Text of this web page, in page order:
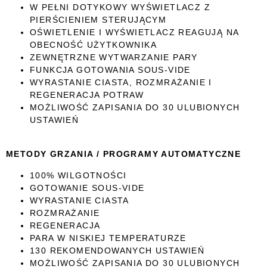
W PEŁNI DOTYKOWY WYŚWIETLACZ Z
PIERŚCIENIEM STERUJĄCYM
OŚWIETLENIE I WYŚWIETLACZ REAGUJĄ NA
OBECNOŚĆ UŻYTKOWNIKA
ZEWNĘTRZNE WYTWARZANIE PARY
FUNKCJA GOTOWANIA SOUS-VIDE
WYRASTANIE CIASTA, ROZMRAŻANIE I
REGENERACJA POTRAW
MOŻLIWOŚĆ ZAPISANIA DO 30 ULUBIONYCH
USTAWIEŃ
METODY GRZANIA / PROGRAMY AUTOMATYCZNE
100% WILGOTNOŚCI
GOTOWANIE SOUS-VIDE
WYRASTANIE CIASTA
ROZMRAŻANIE
REGENERACJA
PARA W NISKIEJ TEMPERATURZE
130 REKOMENDOWANYCH USTAWIEŃ
MOŻLIWOŚĆ ZAPISANIA DO 30 ULUBIONYCH